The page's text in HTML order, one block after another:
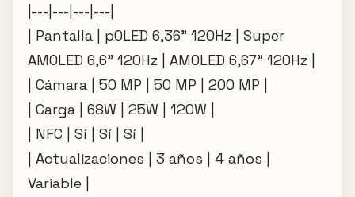
|---|---|---|---|
| Pantalla | pOLED 6,36" 120Hz | Super
AMOLED 6,6" 120Hz | AMOLED 6,67" 120Hz |
| Cámara | 50 MP | 50 MP | 200 MP |
| Carga | 68W | 25W | 120W |
| NFC | Sí | Sí | Sí |
| Actualizaciones | 3 años | 4 años |
Variable |